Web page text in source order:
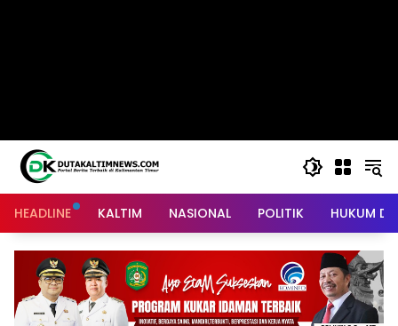
HEADLINE KALTIM NASIONAL POLITIK HUKUM